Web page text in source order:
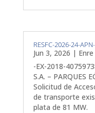
RESFC-2026-24-
Jun 3, 2026 | Enre
-EX-2018-
S.A. – PARQUES
Solicitud de
de transporte
plata de 81 MW.